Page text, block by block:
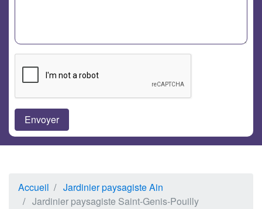
Accueil
Jardinier paysagiste Ain
Jardinier paysagiste Saint-Genis-Pouilly